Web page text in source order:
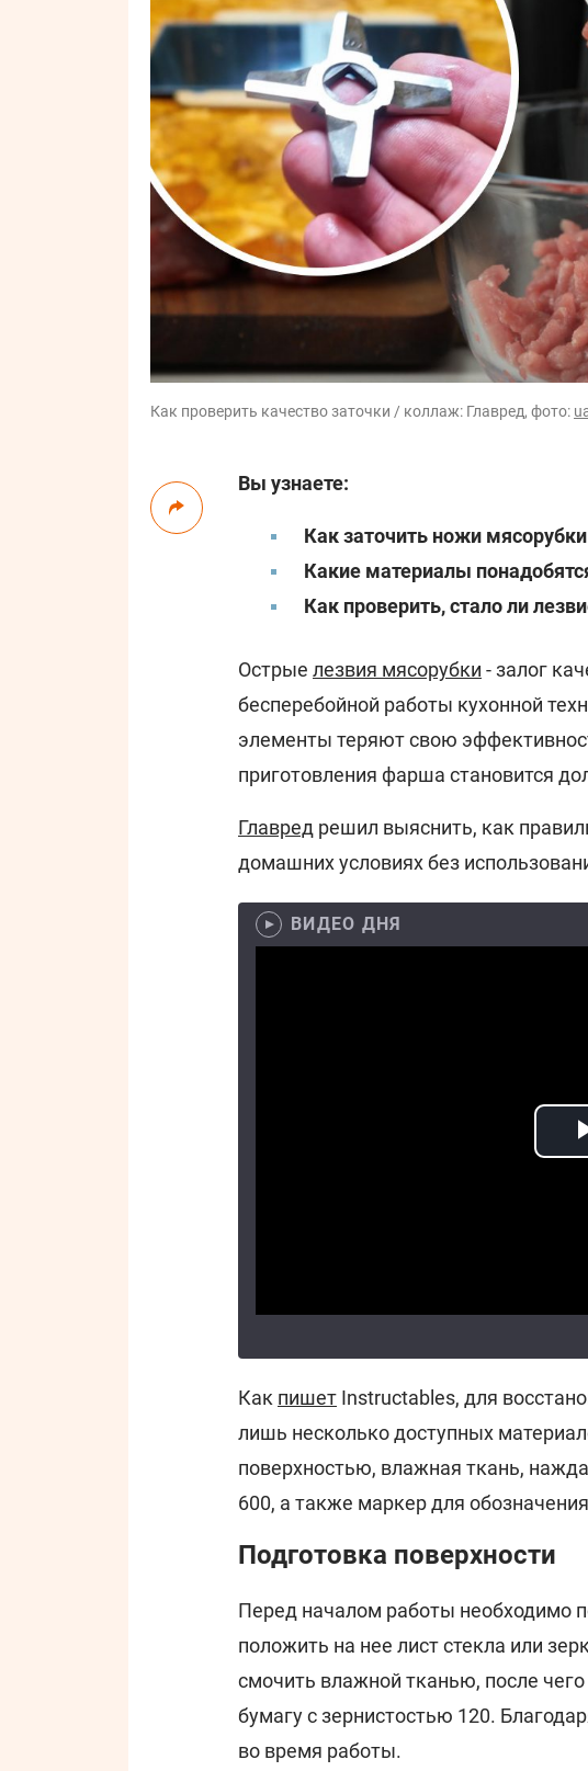
Как проверить качество заточки / коллаж: Главред, фото:
Вы узнаете:
Как заточить ножи
Какие материалы
Как проверить, стало ли
Острые лезвия мясорубки - залог
бесперебойной работы кухонной
элементы теряют свою
приготовления фарша становится
Главред решил выяснить, как
домашних условиях без
ВИДЕО ДНЯ
Как пишет Instructables, для
лишь несколько доступных
поверхностью, влажная ткань,
600, а также маркер для
Подготовка поверхности
Перед началом работы необходимо
положить на нее лист стекла или
смочить влажной тканью, после
бумагу с зернистостью 120.
во время работы.